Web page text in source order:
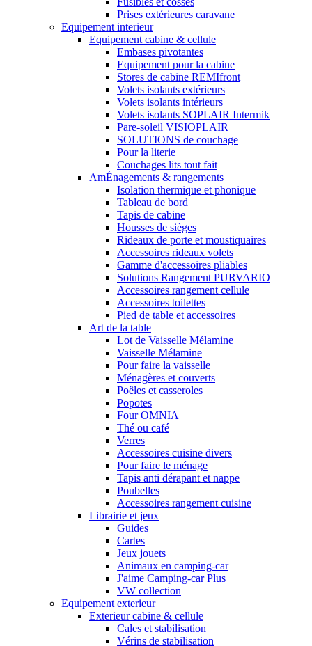
Prises extérieures caravane
Equipement interieur
Equipement cabine & cellule
Embases pivotantes
Equipement pour la cabine
Stores de cabine REMIfront
Volets isolants extérieurs
Volets isolants intérieurs
Volets isolants SOPLAIR Intermik
Pare-soleil VISIOPLAIR
SOLUTIONS de couchage
Pour la literie
Couchages lits tout fait
AmÉnagements & rangements
Isolation thermique et phonique
Tableau de bord
Tapis de cabine
Housses de sièges
Rideaux de porte et moustiquaires
Accessoires rideaux volets
Gamme d'accessoires pliables
Solutions Rangement PURVARIO
Accessoires rangement cellule
Accessoires toilettes
Pied de table et accessoires
Art de la table
Lot de Vaisselle Mélamine
Vaisselle Mélamine
Pour faire la vaisselle
Ménagères et couverts
Poêles et casseroles
Popotes
Four OMNIA
Thé ou café
Verres
Accessoires cuisine divers
Pour faire le ménage
Tapis anti dérapant et nappe
Poubelles
Accessoires rangement cuisine
Librairie et jeux
Guides
Cartes
Jeux jouets
Animaux en camping-car
J'aime Camping-car Plus
VW collection
Equipement exterieur
Exterieur cabine & cellule
Cales et stabilisation
Vérins de stabilisation